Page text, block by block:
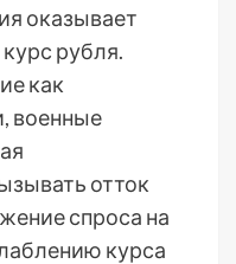
оказывает
рубля.
как
военные
отток
спроса на
курса